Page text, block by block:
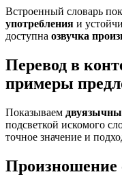
Встроенный словарь
употребления и
доступна озвучка
Перевод в
примеры
Показываем
подсветкой искомого
точное значение и
Произношение